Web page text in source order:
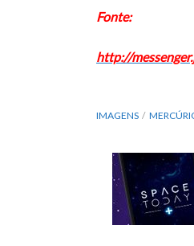
Fonte:
http://
IMAGENS